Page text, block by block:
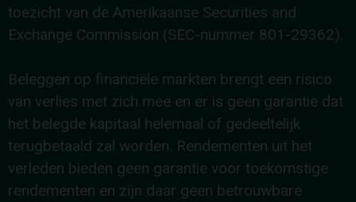
toezicht van de Amerikaanse Securities and
Exchange Commission (SEC-nummer 801-29362).
Beleggen op financiële markten brengt een risico
van verlies met zich mee en er is geen garantie dat
het belegde kapitaal helemaal of gedeeltelijk
terugbetaald zal worden. Rendementen uit het
verleden bieden geen garantie voor toekomstige
rendementen en zijn daar geen betrouwbare